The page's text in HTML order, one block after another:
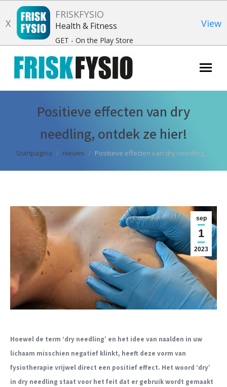
X
FRISKFYSIO
Health & Fitness
GET - On the Play Store
View
Positieve effecten van dry
needling, ontdek ze hier!
Je bent hier:
Startpagina nieuws Positieve effecten van dry needling,…
sep
1
2023
Hoewel de term ‘dry needling’ en het idee van naalden in uw
lichaam misschien negatief klinkt, heeft deze vorm van
fysiotherapie vrijwel direct een positief effect. Het woord ‘dry’
in dry needling staat voor het feit dat er gebruik wordt gemaakt